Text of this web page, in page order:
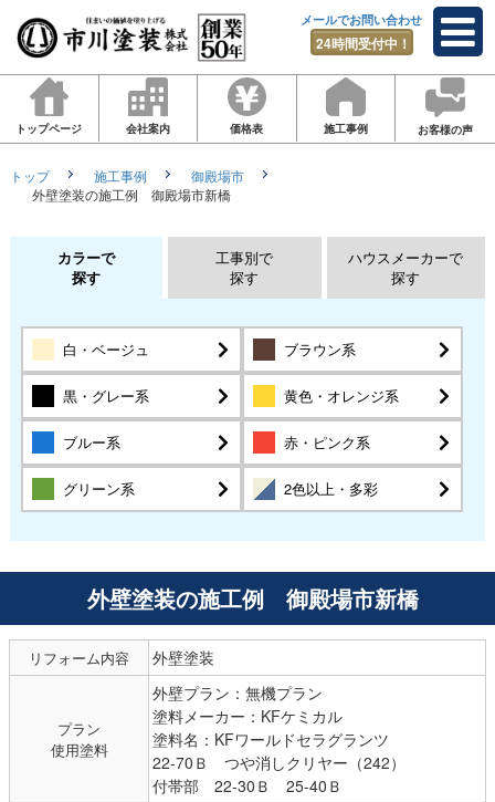
メールでお問い合わせ
24時間受付中！
トップページ 会社案内 価格表 施工事例 お客様の声
トップ 施工事例
御殿場市
外壁塗装の施工例 御殿場市新橋
カラーで
探す
工事別で
探す
ハウスメーカーで
探す
白・ベージュ ブラウン系
黒・グレー系 黄色・オレンジ系
ブルー系 赤・ピンク系
グリーン系 2色以上・多彩
外壁塗装の施工例 御殿場市新橋
リフォーム内容 外壁塗装
プラン
使用塗料
外壁プラン：無機プラン
塗料メーカー：KFケミカル
塗料名：KFワールドセラグランツ
22-70Ｂ つや消しクリヤー（242）
付帯部 22-30Ｂ 25-40Ｂ